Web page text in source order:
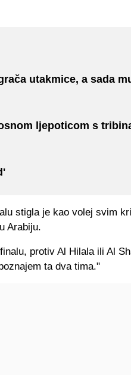
utakmice, a sada
ljepoticom s
stigla je kao volej svim
Arabiju.
protiv Al Hilala ili Al
ta dva tima."